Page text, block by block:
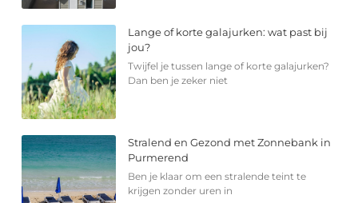
Lange of korte galajurken: wat past bij
jou?
Twijfel je tussen lange of korte galajurken?
Dan ben je zeker niet
Stralend en Gezond met Zonnebank in
Purmerend
Ben je klaar om een stralende teint te
krijgen zonder uren in